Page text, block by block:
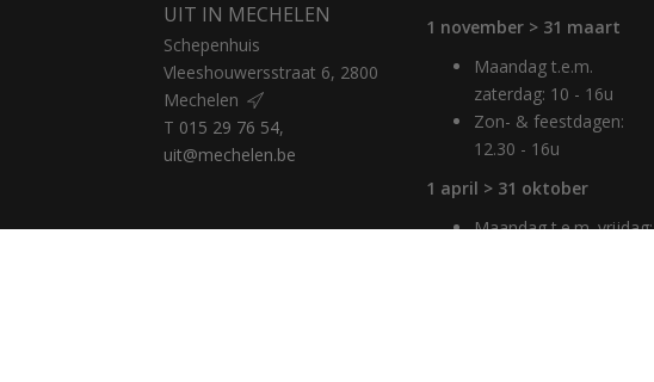
UIT IN MECHELEN
Schepenhuis
Vleeshouwersstraat 6, 2800
Mechelen
T 015 29 76 54,
uit@mechelen.be
1 november > 31 maart
Maandag t.e.m.
zaterdag: 10 - 16u
Zon- & feestdagen:
12.30 - 16u
1 april > 31 oktober
Maandag t.e.m. vrijdag: